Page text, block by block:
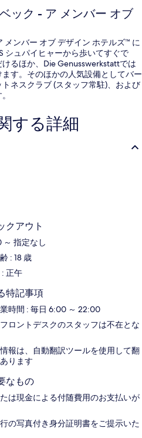
ック - ア メンバー オブ
メンバー オブ デザイン ホテルズ™ に
シュパイヒャーから歩いてすぐで
るほか、Die Genusswerkstattでは
す。そのほかの人気設備としてバー
ネスクラブ (スタッフ常駐)、および
する詳細
クアウト
～ 指定なし
: 18 歳
正午
特記事項
時間 : 毎日 6:00 ～ 22:00
ロントデスクのスタッフは不在とな
報は、自動翻訳ツールを使用して翻
ります
なもの
は現金による付随費用のお支払いが
の写真付き身分証明書をご提示いた